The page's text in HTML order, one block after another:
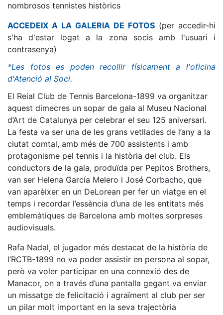
nombrosos tennistes històrics
ACCEDEIX A LA GALERIA DE FOTOS (per accedir-hi
s'ha d'estar logat a la zona socis amb l'usuari i
contrasenya)
*Les fotos es poden recollir físicament a l'oficina
d'Atenció al Soci.
El Reial Club de Tennis Barcelona-1899 va organitzar
aquest dimecres un sopar de gala al Museu Nacional
d’Art de Catalunya per celebrar el seu 125 aniversari.
La festa va ser una de les grans vetllades de l’any a la
ciutat comtal, amb més de 700 assistents i amb
protagonisme pel tennis i la història del club. Els
conductors de la gala, produïda per Pepitos Brothers,
van ser Helena García Melero i José Corbacho, que
van aparèixer en un DeLorean per fer un viatge en el
temps i recordar l’essència d’una de les entitats més
emblemàtiques de Barcelona amb moltes sorpreses
audiovisuals.
Rafa Nadal, el jugador més destacat de la història de
l’RCTB-1899 no va poder assistir en persona al sopar,
però va voler participar en una connexió des de
Manacor, on a través d’una pantalla gegant va enviar
un missatge de felicitació i agraïment al club per ser
un pilar molt important en la seva trajectòria